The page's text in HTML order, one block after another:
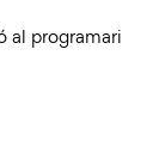
al programari